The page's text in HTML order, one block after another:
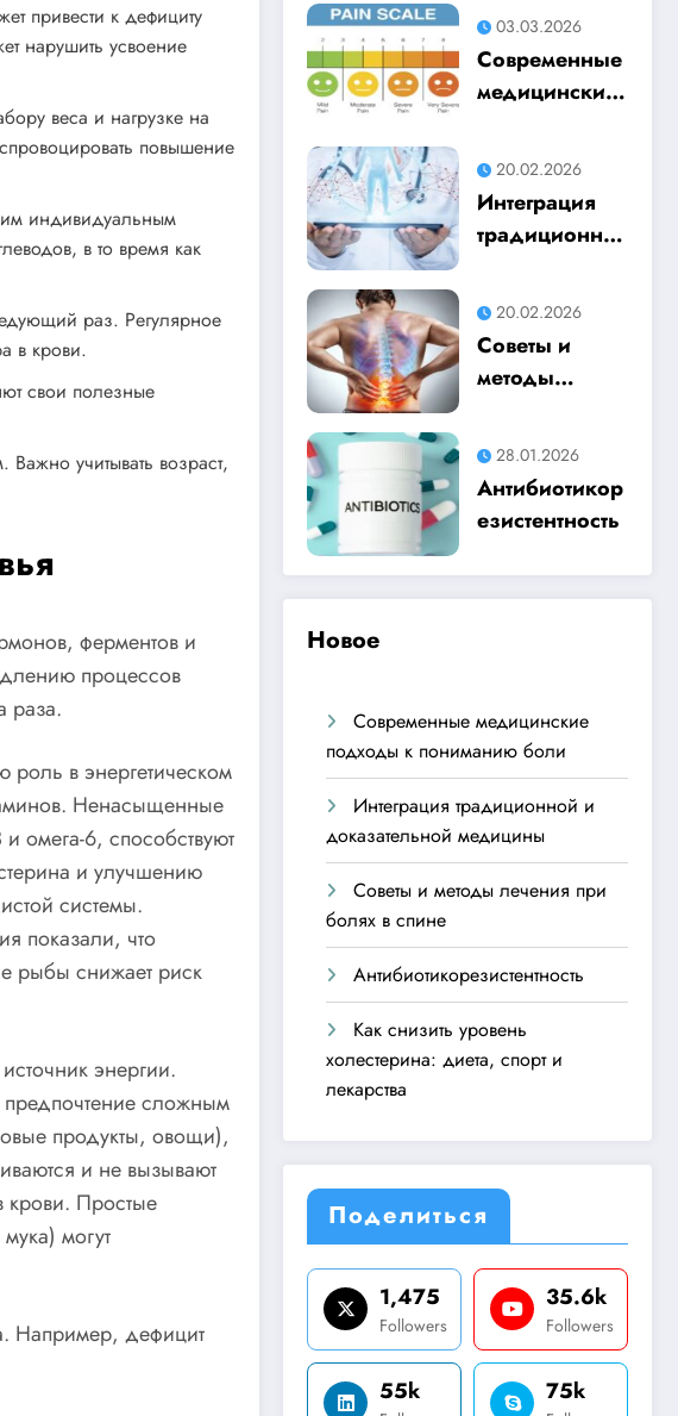
привести к дефициту
нарушить усвоение
веса и нагрузке на
повышение
индивидуальным
в то время как
раз. Регулярное
в крови.
свои полезные
учитывать возраст,
ферментов и
процессов
раза.
роль в энергетическом
Ненасыщенные
омега-6, способствуют
и улучшению
системы.
показали, что
рыбы снижает риск
энергии.
сложным
продукты, овощи),
и не вызывают
крови. Простые
могут
Например, дефицит
03.03.2026
Современные
медицинские
пониманию
боли
20.02.2026
Интеграция
традиционно
доказательно
й медицины
20.02.2026
Советы и
методы
болях в спине
28.01.2026
Антибиотикор
езистентность
Новое
Современные медицинские
подходы к пониманию боли
Интеграция традиционной и
доказательной медицины
Советы и методы лечения при
болях в спине
Антибиотикорезистентность
Как снизить уровень
холестерина: диета, спорт и
лекарства
Поделиться
1,475
Followers
35.6k
Followers
55k 75k